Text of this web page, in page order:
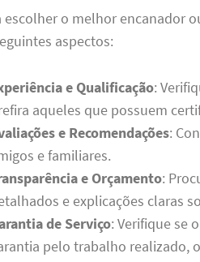
escolher o melhor encanador
aspectos:
e Qualificação:
aqueles que possuem
e Recomendações:
e familiares.
e Orçamento:
e explicações claras
de Serviço: Verifique se
pelo trabalho realizado,